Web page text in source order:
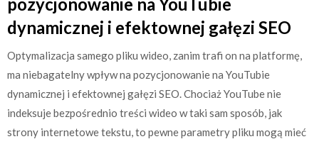
dynamicznej i efektownej gałęzi SEO
Optymalizacja samego pliku wideo, zanim trafi on na platformę,
ma niebagatelny wpływ na pozycjonowanie na YouTubie
dynamicznej i efektownej gałęzi SEO. Chociaż YouTube nie
indeksuje bezpośrednio treści wideo w taki sam sposób, jak
strony internetowe tekstu, to pewne parametry pliku mogą mieć